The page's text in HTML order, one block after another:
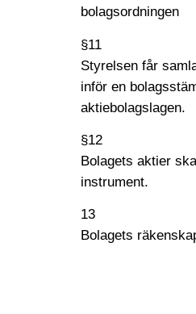
bolagsordningen
§11
Styrelsen får
inför en
aktiebolagslagen.
§12
Bolagets aktier
instrument.
13
Bolagets